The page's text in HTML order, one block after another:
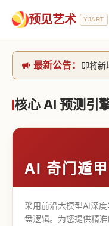
预见艺术 YJART
最新公告：
核心 AI 预测引
AI 奇门遁甲
采用前沿大模型AI深
盘逻辑。为您提供精